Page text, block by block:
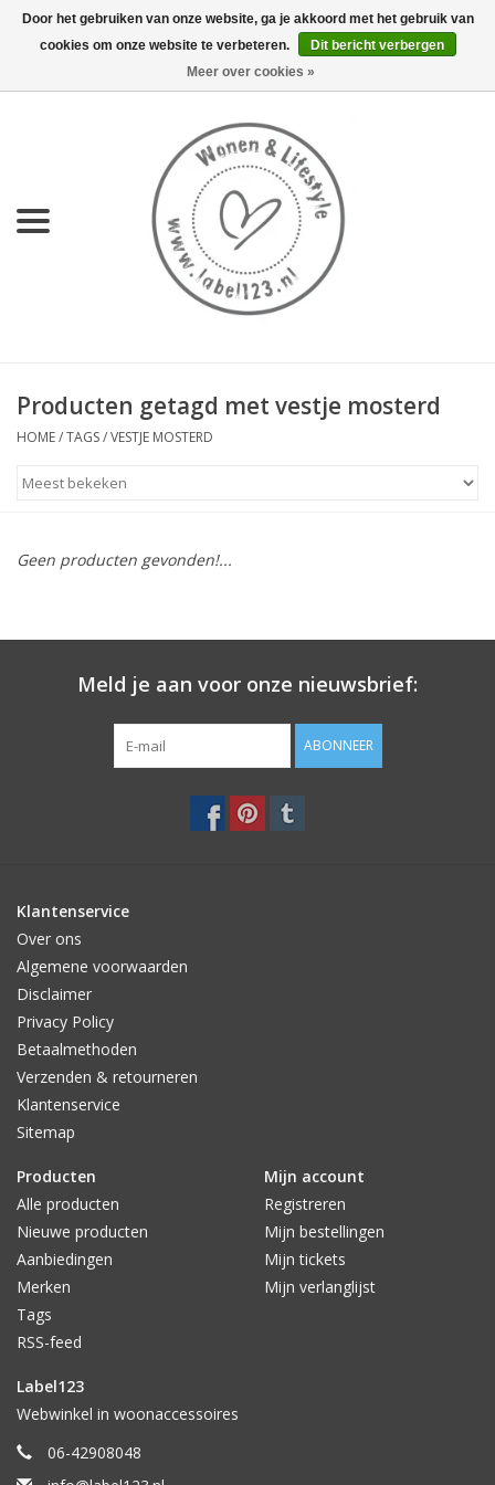
0 Artikelen - €0,00
KEUKEN
LIFESTYLE
MEUBELS
Producten getagd met vestje mosterd
HOME/TAGS/VESTJE MOSTERD
Geen producten gevonden!...
Meld je aan voor onze nieuwsbrief:
ABONNEER
Klantenservice
Over ons
Algemene voorwaarden
Disclaimer
Privacy Policy
Betaalmethoden
Verzenden & retourneren
Klantenservice
Sitemap
Producten
Alle producten
Nieuwe producten
Aanbiedingen
Merken
Tags
RSS-feed
Mijn account
Registreren
Mijn bestellingen
Mijn tickets
Mijn verlanglijst
Label123
Webwinkel in woonaccessoires
06-42908048
Door het gebruiken van onze website, ga je akkoord met het gebruik van
cookies om onze website te verbeteren.
Dit bericht verbergen
Meer over cookies »